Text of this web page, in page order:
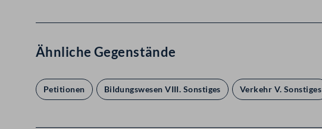
Ähnliche Gegenstände
Petitionen Bildungswesen VIII. Sonstiges Verkehr V. Sonstiges